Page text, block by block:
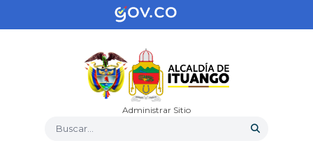
Administrar Sitio
Buscar...